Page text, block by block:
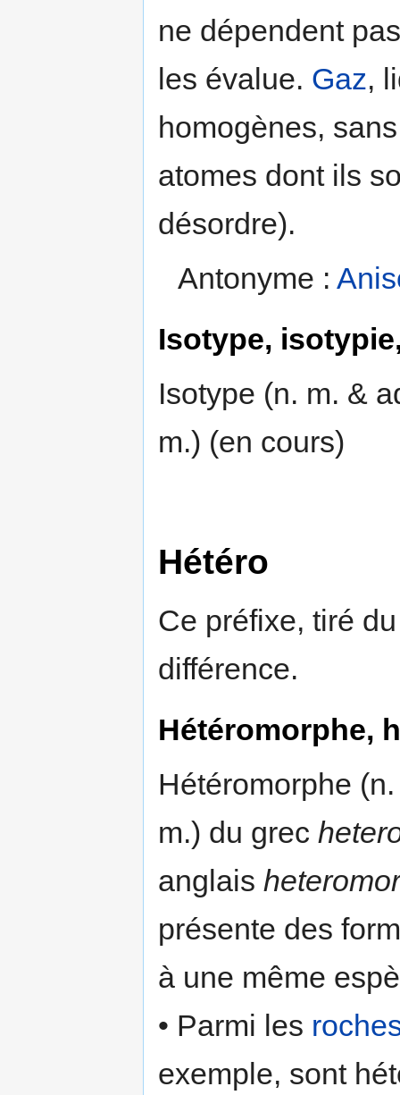
ne dépendent
les évalue. Gaz,
homogènes,
atomes dont ils
désordre).
Antonyme :
Isotype,
Isotype (n. m. &
m.) (en cours)
Hétéro
Ce préfixe, tiré
différence.
Hétéromorphe,
Hétéromorphe
m.) du grec
anglais
présente des
à une même
• Parmi les
exemple, sont